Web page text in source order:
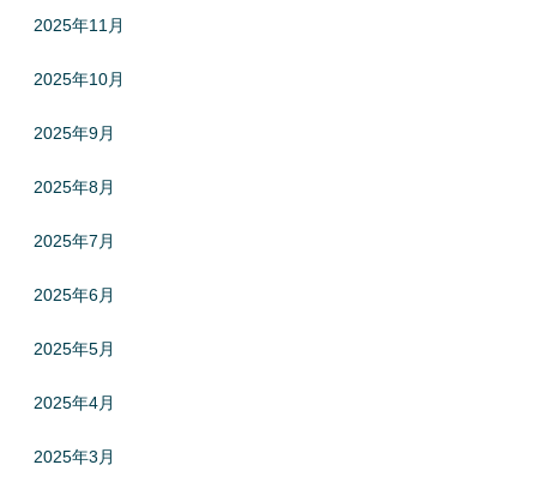
2025年11月
2025年10月
2025年9月
2025年8月
2025年7月
2025年6月
2025年5月
2025年4月
2025年3月